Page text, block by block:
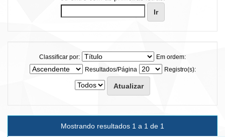
Classificar por:
Em ordem:
Resultados/Página
Registro(s):
Mostrando resultados 1 a 1 de 1